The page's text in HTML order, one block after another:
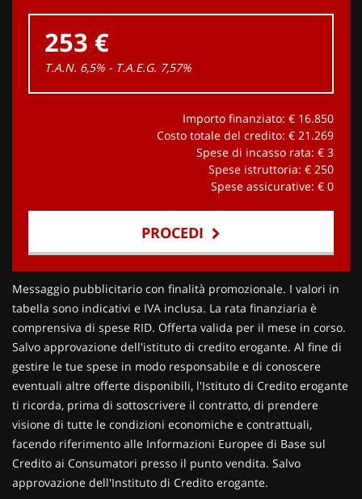
253 €
T.A.N. 6,5% - T.A.E.G. 7,57%
Importo finanziato: € 16.850
Costo totale del credito: € 21.269
Spese di incasso rata: € 3
Spese istruttoria: € 250
Spese assicurative: € 0
PROCEDI
Contattaci
Messaggio pubblicitario con finalità promozionale. I valori in
tabella sono indicativi e IVA inclusa. La rata finanziaria è
comprensiva di spese RID. Offerta valida per il mese in corso.
Salvo approvazione dell'istituto di credito erogante. Al fine di
gestire le tue spese in modo responsabile e di conoscere
eventuali altre offerte disponibili, l'Istituto di Credito erogante
ti ricorda, prima di sottoscrivere il contratto, di prendere
visione di tutte le condizioni economiche e contrattuali,
facendo riferimento alle Informazioni Europee di Base sul
Credito ai Consumatori presso il punto vendita. Salvo
approvazione dell'Instituto di Credito erogante.